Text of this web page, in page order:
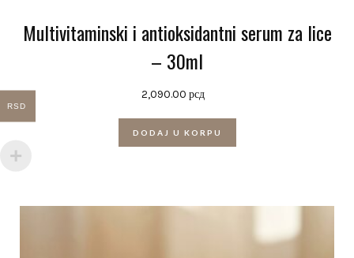
Multivitaminski i antioksidantni serum za lice
– 30ml
2,090.00 рсд
DODAJ U KORPU
RSD